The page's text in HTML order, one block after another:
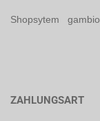
Shopsytem gambio
ZAHLUNGSART